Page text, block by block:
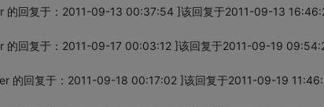
的回复于：2011-09-13 00:37:54 ]该回复于2011-09-13
的回复于：2011-09-17 00:03:12 ]该回复于2011-09-19
的回复于：2011-09-18 00:17:02 ]该回复于2011-09-19